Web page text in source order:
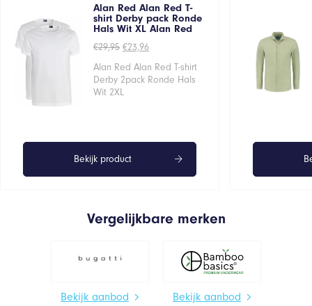
Alan Red Alan Red T-
shirt Derby pack Ronde
Hals Wit XL Alan Red
€29,95 Oorspronkelijke
was:
€29,95.
€23,96Huidige
is:
€23,96.
Alan Red Alan Red T-shirt
Derby 2pack Ronde Hals
Wit 2XL
Bekijk product
Vergelijkbare merken
Bekijk aanbod Bekijk aanbod